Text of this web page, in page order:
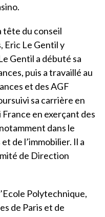
tête du conseil
Eric Le Gentil y
Gentil a débuté sa
puis a travaillé au
et des AGF
sa carrière en
en exerçant des
dans le
de l’immobilier. Il a
de Direction
Polytechnique,
de Paris et de